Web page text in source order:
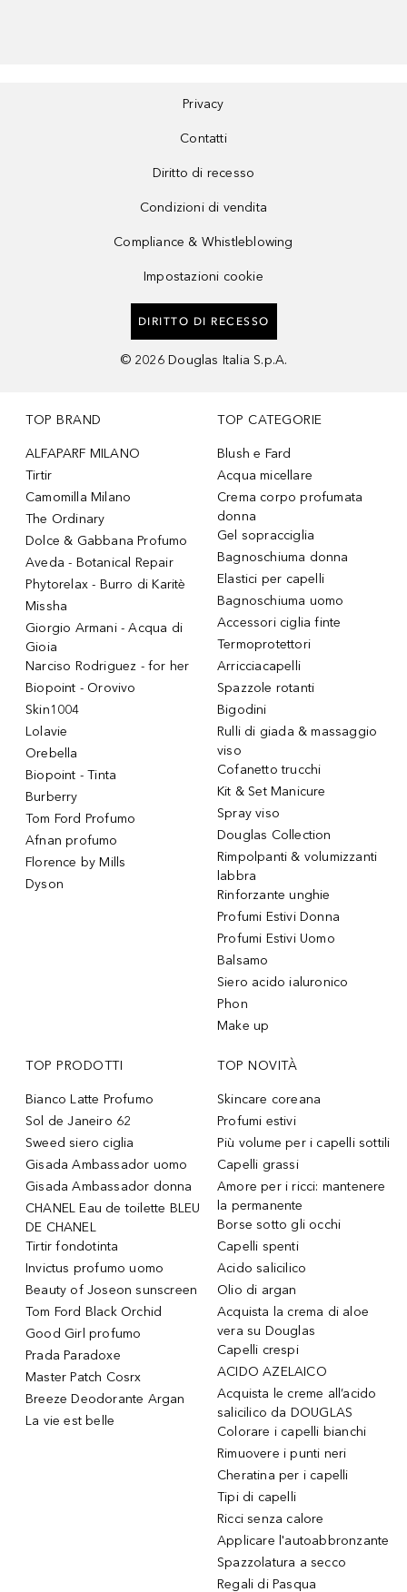
Privacy
Contatti
Diritto di recesso
Condizioni di vendita
Compliance & Whistleblowing
Impostazioni cookie
DIRITTO DI RECESSO
© 2026 Douglas Italia S.p.A.
TOP BRAND
ALFAPARF MILANO
Tirtir
Camomilla Milano
The Ordinary
Dolce & Gabbana Profumo
Aveda - Botanical Repair
Phytorelax - Burro di Karitè
Missha
Giorgio Armani - Acqua di
Gioia
Narciso Rodriguez - for her
Biopoint - Orovivo
Skin1004
Lolavie
Orebella
Biopoint - Tinta
Burberry
Tom Ford Profumo
Afnan profumo
Florence by Mills
Dyson
TOP CATEGORIE
Blush e Fard
Acqua micellare
Crema corpo profumata
donna
Gel sopracciglia
Bagnoschiuma donna
Elastici per capelli
Bagnoschiuma uomo
Accessori ciglia finte
Termoprotettori
Arricciacapelli
Spazzole rotanti
Bigodini
Rulli di giada & massaggio
viso
Cofanetto trucchi
Kit & Set Manicure
Spray viso
Douglas Collection
Rimpolpanti & volumizzanti
labbra
Rinforzante unghie
Profumi Estivi Donna
Profumi Estivi Uomo
Balsamo
Siero acido ialuronico
Phon
Make up
TOP PRODOTTI
Bianco Latte Profumo
Sol de Janeiro 62
Sweed siero ciglia
Gisada Ambassador uomo
Gisada Ambassador donna
CHANEL Eau de toilette BLEU
DE CHANEL
Tirtir fondotinta
Invictus profumo uomo
Beauty of Joseon sunscreen
Tom Ford Black Orchid
Good Girl profumo
Prada Paradoxe
Master Patch Cosrx
Breeze Deodorante Argan
La vie est belle
TOP NOVITÀ
Skincare coreana
Profumi estivi
Più volume per i capelli sottili
Capelli grassi
Amore per i ricci: mantenere
la permanente
Borse sotto gli occhi
Capelli spenti
Acido salicilico
Olio di argan
Acquista la crema di aloe
vera su Douglas
Capelli crespi
ACIDO AZELAICO
Acquista le creme all’acido
salicilico da DOUGLAS
Colorare i capelli bianchi
Rimuovere i punti neri
Cheratina per i capelli
Tipi di capelli
Ricci senza calore
Applicare l'autoabbronzante
Spazzolatura a secco
Regali di Pasqua